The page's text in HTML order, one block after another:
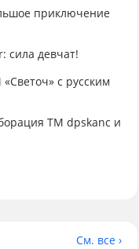
приключение
сила девчат!
с русским
TM dpskanc и
См. все ›